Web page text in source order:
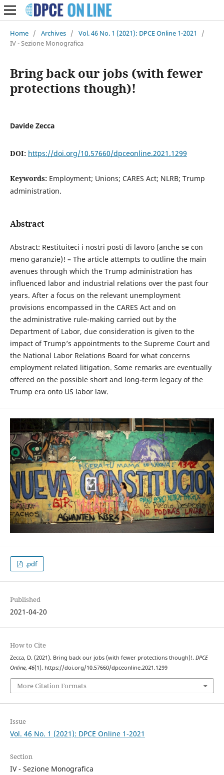
Home / Archives / Vol. 46 No. 1 (2021): DPCE Online 1-2021
/
IV - Sezione Monografica
Bring back our jobs (with fewer
protections though)!
Davide Zecca
DOI: https://doi.org/10.57660/dpceonline.2021.1299
Keywords: Employment; Unions; CARES Act; NLRB; Trump
administration.
Abstract
Abstract: Restituiteci i nostri posti di lavoro (anche se con
meno garanzie)! – The article attempts to outline the main
avenues through which the Trump administration has
influenced labor and industrial relations over the past four
years. After a focus on the relevant unemployment
provisions encompassed in the CARES Act and on
the administrative rule-making carried out by the
Department of Labor, due consideration is given to the
impact of Trump’s appointments to the Supreme Court and
the National Labor Relations Board for what concerns
employment related litigation. Some remarks are eventually
offered on the possible short and long-term legacy of the
Trump era onto US labor law.
.pdf
Published
2021-04-20
How to Cite
Zecca, D. (2021). Bring back our jobs (with fewer protections though)!. DPCE
Online, 46(1). https://doi.org/10.57660/dpceonline.2021.1299
More Citation Formats
Issue
Vol. 46 No. 1 (2021): DPCE Online 1-2021
Section
IV - Sezione Monografica